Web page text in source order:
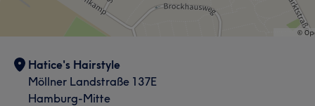
Hatice's Hairstyle
Möllner Landstraße 137E
Hamburg-Mitte